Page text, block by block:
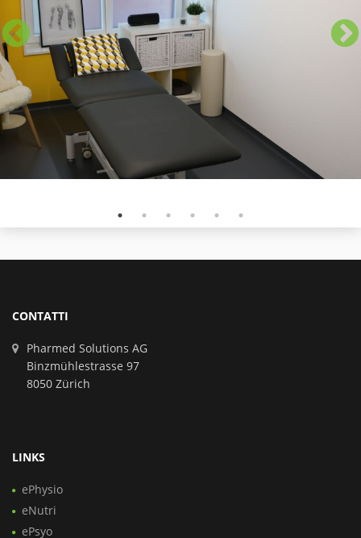
CONTATTI
Pharmed Solutions AG
Binzmühlestrasse 97
8050 Zürich
LINKS
ePhysio
eNutri
ePsyo